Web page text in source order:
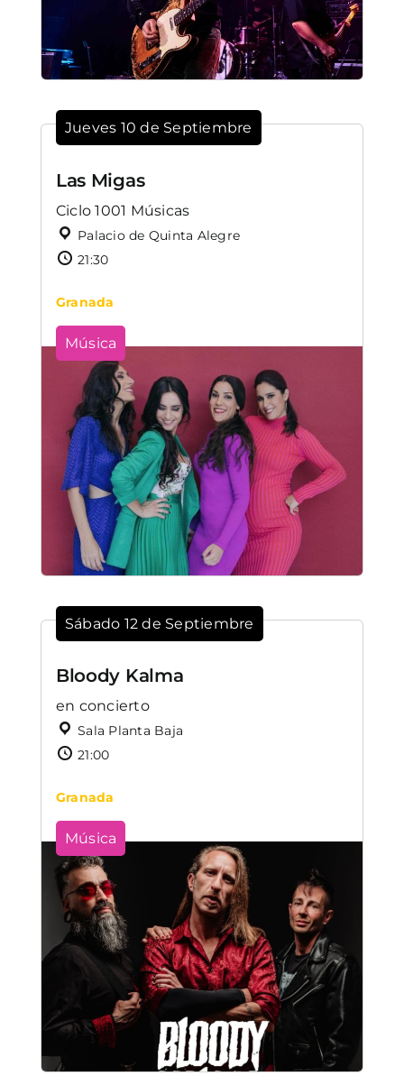
Jueves 10 de Septiembre
Las Migas
Ciclo 1001 Músicas
Palacio de Quinta Alegre
21:30
Granada
Música
Sábado 12 de Septiembre
Bloody Kalma
en concierto
Sala Planta Baja
21:00
Granada
Música